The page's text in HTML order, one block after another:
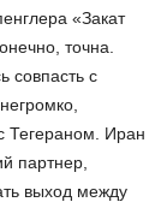
«Закат
точна.
совпасть с
Тегераном. Иран
партнер,
выход между